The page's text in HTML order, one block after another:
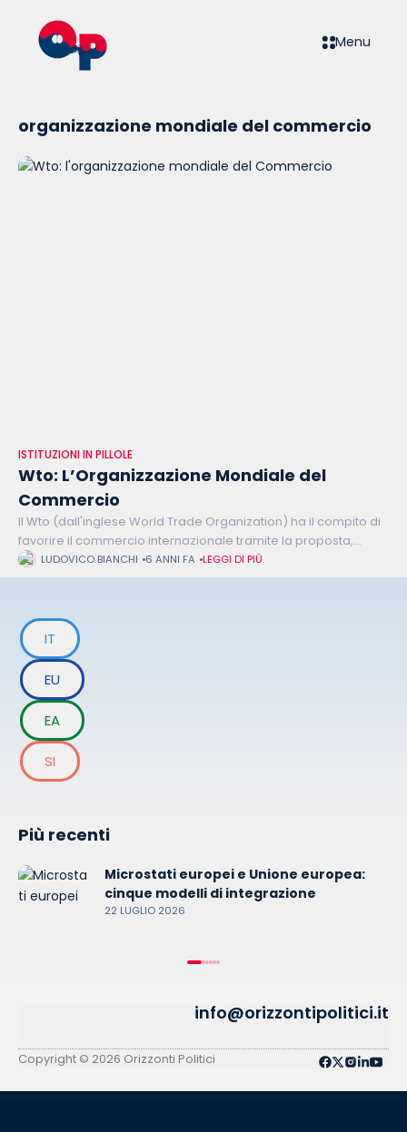
Menu
organizzazione mondiale del commercio
ISTITUZIONI IN PILLOLE
Wto: L’Organizzazione Mondiale del
Commercio
Il Wto (dall'inglese World Trade Organization) ha il compito di
favorire il commercio internazionale tramite la proposta,
sviluppo e controllo di trattati internazionali volti
principalmente all’abbassamento delle tariffe commerciali
LUDOVICO BIANCHI 6 ANNI FA LEGGI DI PIÙ
IT
EU
EA
SI
Più recenti
Microstati europei e Unione europea:
cinque modelli di integrazione
22 LUGLIO 2026
info@orizzontipolitici.it
Copyright © 2026 Orizzonti Politici